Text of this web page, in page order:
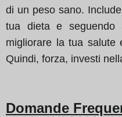
di un peso sano.
tua dieta e seguendo
migliorare la tua salute
Quindi, forza, investi
Domande